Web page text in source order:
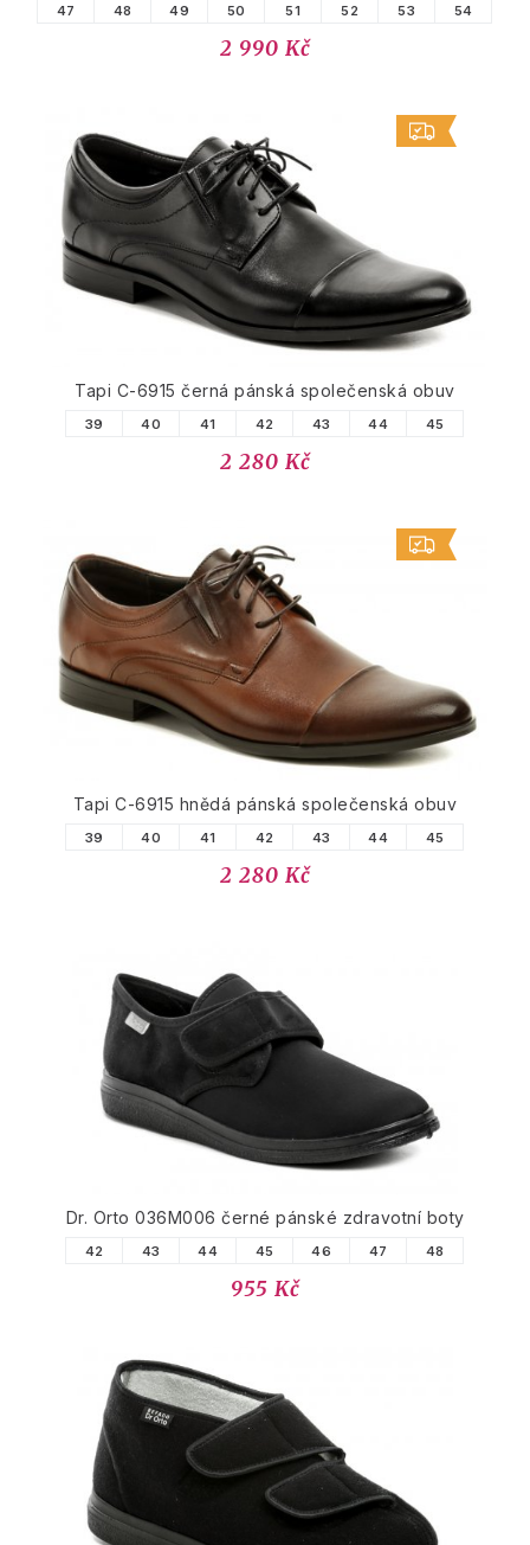
47 48 49 50 51 52 53 54
2 990 Kč
Tapi C-6915 černá pánská společenská obuv
39 40 41 42 43 44 45
2 280 Kč
Tapi C-6915 hnědá pánská společenská obuv
39 40 41 42 43 44 45
2 280 Kč
Dr. Orto 036M006 černé pánské zdravotní boty
42 43 44 45 46 47 48
955 Kč